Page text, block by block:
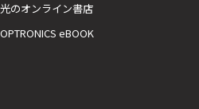
光のオンライン書店
OPTRONICS eBOOK